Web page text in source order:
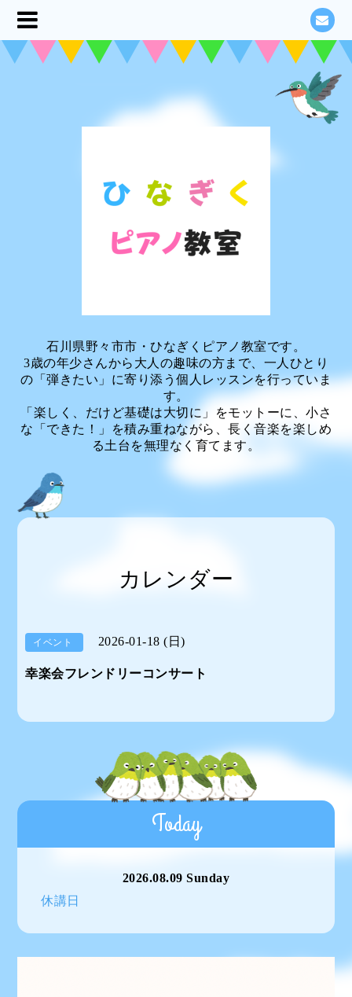
石川県野々市市・ひなぎくピアノ教室です。
3歳の年少さんから大人の趣味の方まで、一人ひとり
の「弾きたい」に寄り添う個人レッスンを行っていま
す。
「楽しく、だけど基礎は大切に」をモットーに、小さ
な「できた！」を積み重ねながら、長く音楽を楽しめ
る土台を無理なく育てます。
カレンダー
イベント 2026-01-18 (日)
幸楽会フレンドリーコンサート
Today
2026.08.09 Sunday
休講日